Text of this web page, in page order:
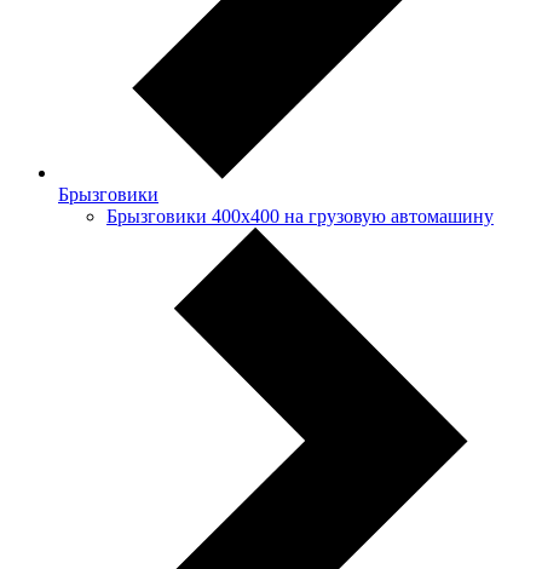
Брызговики
Брызговики 400х400 на грузовую автомашину